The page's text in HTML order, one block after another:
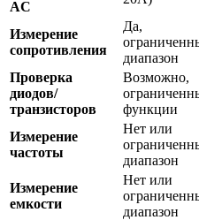
AC
Измерение
сопротивления
Да,
диапазон
Проверка
диодов/
транзисторов
Возможно,
функции
Измерение
частоты
Нет или
диапазон
Измерение
емкости
Нет или
диапазон